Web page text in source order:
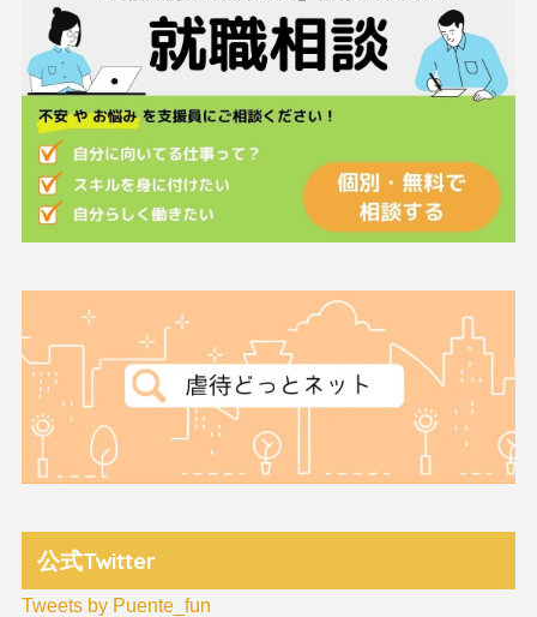
公式Twitter
Tweets by Puente_fun